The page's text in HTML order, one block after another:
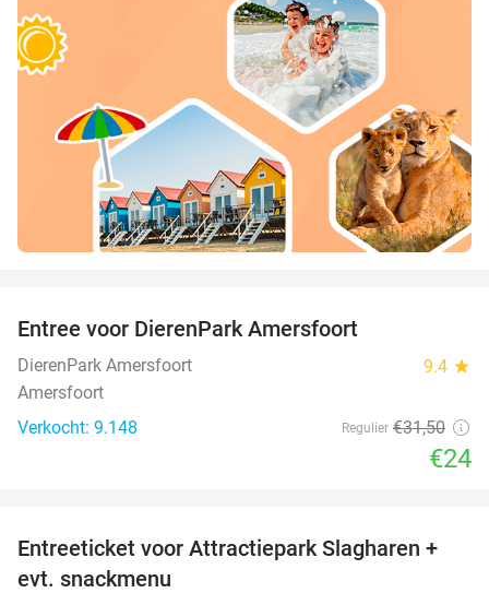
Entree voor DierenPark Amersfoort
DierenPark Amersfoort 9.4 star
Amersfoort
Verkocht: 9.148
Regulier €31,50
€24
41%
Entreeticket voor Attractiepark Slagharen +
evt. snackmenu